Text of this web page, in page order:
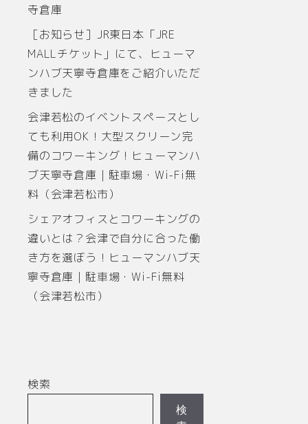
寺倉庫
［お知らせ］JR東日本「JRE
MALLチケット」にて、ヒューマ
ンハブ天寧寺倉庫をご紹介いただ
きました
会津若松のイベントスペースとし
ても利用OK！大型スクリーン完
備のコワーキング！ヒューマンハ
ブ天寧寺倉庫｜駐車場・Wi-Fi無
料（会津若松市）
シェアオフィスとコワーキングの
違いとは？会津で自分に合った働
き方を選ぼう！ヒューマンハブ天
寧寺倉庫｜駐車場・Wi-Fi無料
（会津若松市）
検索
検